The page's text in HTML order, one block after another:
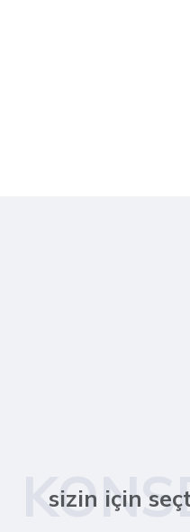
sizin için